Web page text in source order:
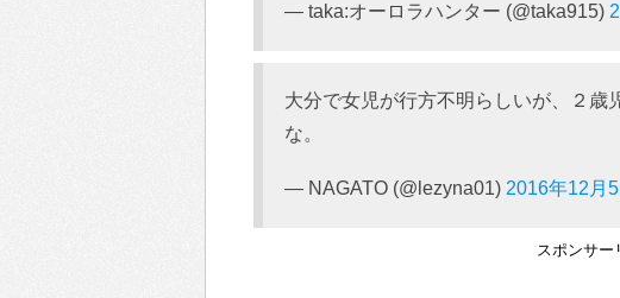
— taka:オーロラハンター (@taka915)
大分で女児が行方不明らしいが、２歳
な。
— NAGATO (@lezyna01) 2016年12月5
スポンサー